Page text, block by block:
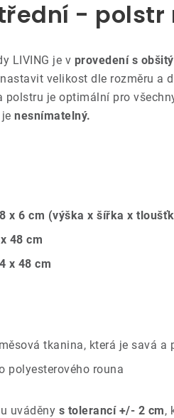
-
LIVING je v provedení s
velikost dle rozměru a
je optimální pro
je nesnímatelný.
x 6 cm (výška x šířka x
48 cm
x 48 cm
tkanina, která je savá a
polyesterového rouna
uváděny s tolerancí +/- 2 cm,